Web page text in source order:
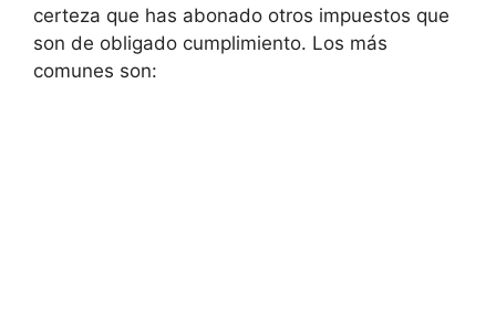
certeza que has abonado otros impuestos que
son de obligado cumplimiento. Los más
comunes son: